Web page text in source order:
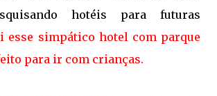
hotéis para futuras
esse simpático hotel com parque
para ir com crianças.